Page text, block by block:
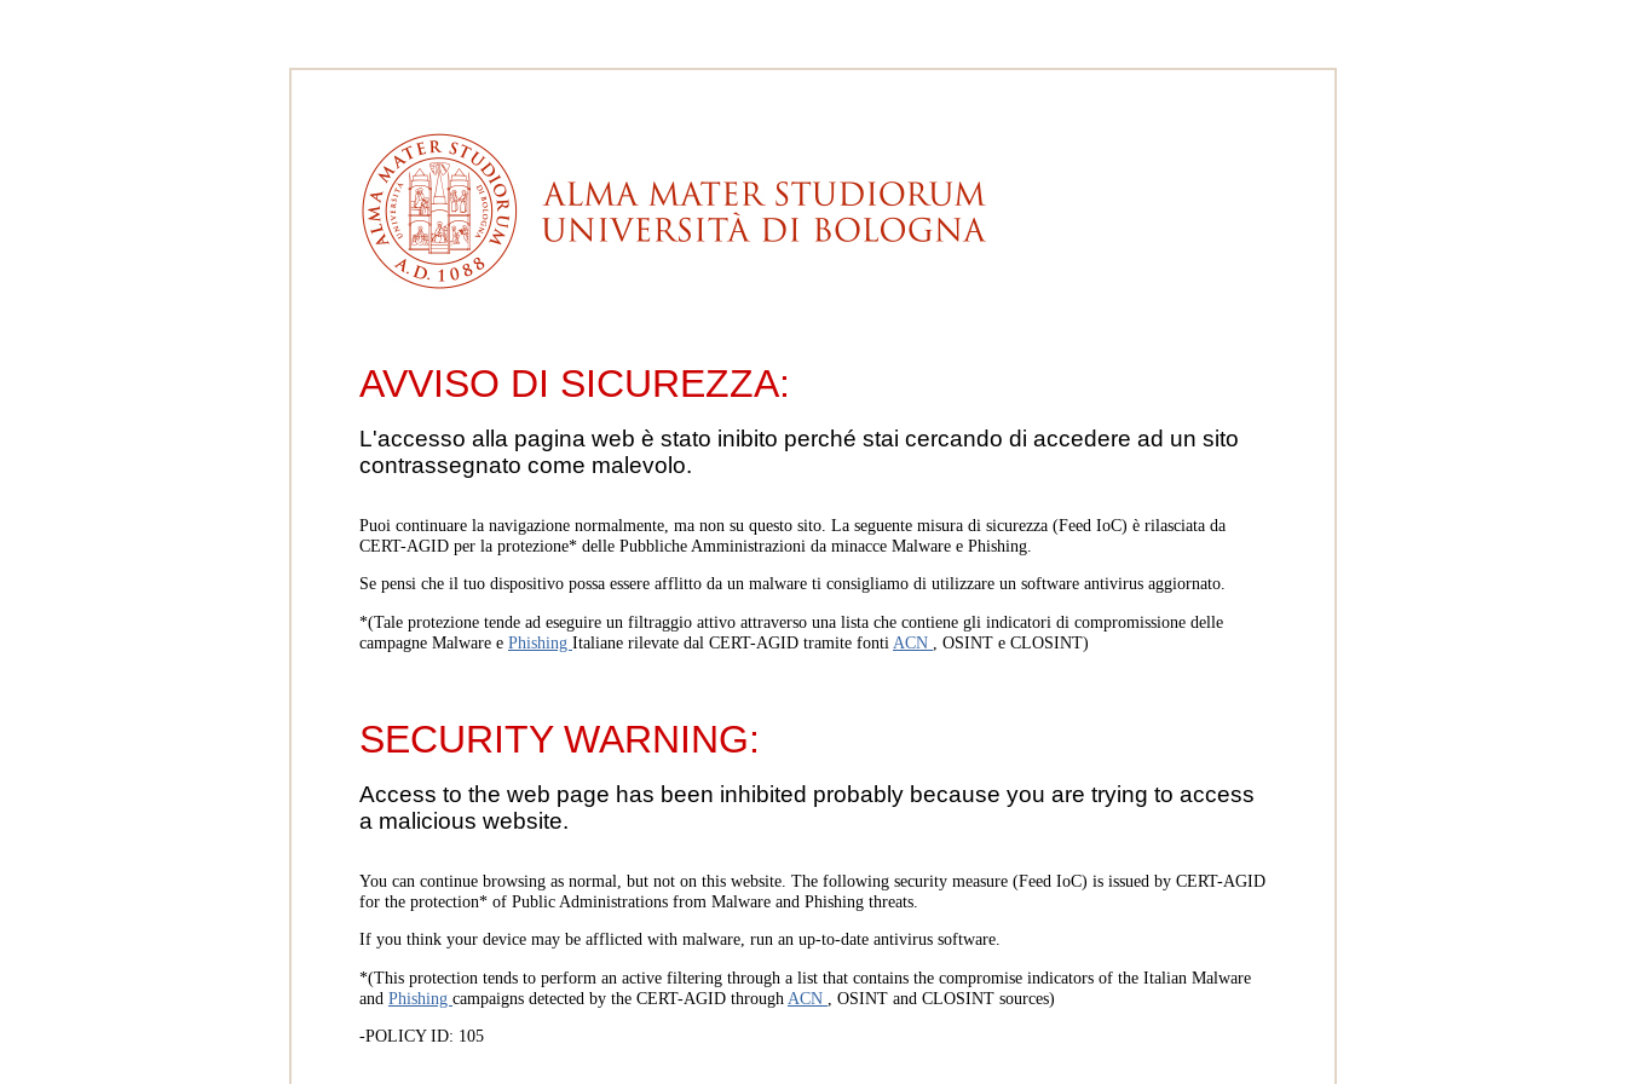
AVVISO DI SICUREZZA:
L'accesso alla pagina web è stato inibito perché stai cercando di accedere ad un sito
contrassegnato come malevolo.
Puoi continuare la navigazione normalmente, ma non su questo sito. La seguente misura di sicurezza (Feed IoC) è rilasciata da
CERT-AGID per la protezione* delle Pubbliche Amministrazioni da minacce Malware e Phishing.
Se pensi che il tuo dispositivo possa essere afflitto da un malware ti consigliamo di utilizzare un software antivirus aggiornato.
*(Tale protezione tende ad eseguire un filtraggio attivo attraverso una lista che contiene gli indicatori di compromissione delle
campagne Malware e Phishing Italiane rilevate dal CERT-AGID tramite fonti ACN , OSINT e CLOSINT)
SECURITY WARNING:
Access to the web page has been inhibited probably because you are trying to access
a malicious website.
You can continue browsing as normal, but not on this website. The following security measure (Feed IoC) is issued by CERT-AGID
for the protection* of Public Administrations from Malware and Phishing threats.
If you think your device may be afflicted with malware, run an up-to-date antivirus software.
*(This protection tends to perform an active filtering through a list that contains the compromise indicators of the Italian Malware
and Phishing campaigns detected by the CERT-AGID through ACN
, OSINT and CLOSINT sources)
-POLICY ID: 105